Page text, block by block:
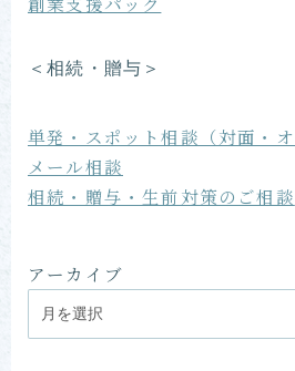
＜相続・贈与＞
単発・スポット相談（対面・オ
メール相談
相続・贈与・生前対策のご相談
アーカイブ